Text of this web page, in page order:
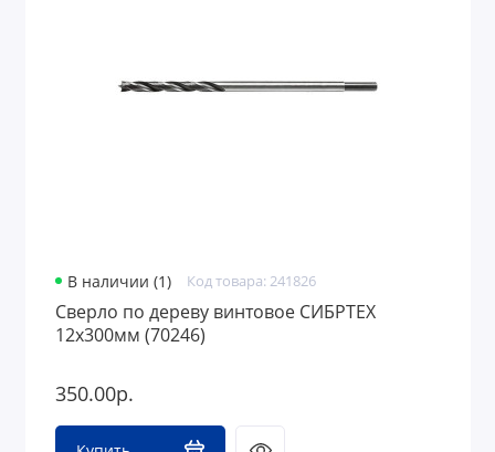
В наличии (1) Код товара: 241826
Сверло по дереву винтовое СИБРТЕХ
12х300мм (70246)
350.00р.